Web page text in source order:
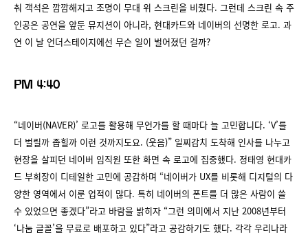
춰 객석은 깜깜해지고 조명이 무대 위 스크린을 비췄다. 그런데 스크린 속 주
인공은 공연을 앞둔 뮤지션이 아니라, 현대카드와 네이버의 선명한 로고. 과
연 이 날 언더스테이지에선 무슨 일이 벌어졌던 걸까?
PM 4:40
“네이버(NAVER)’ 로고를 활용해 무언가를 할 때마다 늘 고민합니다. ‘V’를
더 벌릴까 좁힐까 이런 것까지도요. (웃음)” 일찌감치 도착해 인사를 나누고
현장을 살피던 네이버 임직원 또한 화면 속 로고에 집중했다. 정태영 현대카
드 부회장이 디테일한 고민에 공감하며 “네이버가 UX를 비롯해 디지털의 다
양한 영역에서 이룬 업적이 많다. 특히 네이버의 폰트를 더 많은 사람이 쓸
수 있었으면 좋겠다”라고 바람을 밝히자 “그런 의미에서 지난 2008년부터
‘나눔 글꼴’을 무료로 배포하고 있다”라고 공감하기도 했다. 각각 우리나라